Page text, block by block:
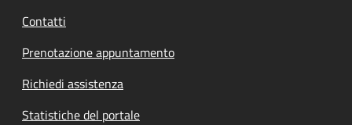
Contatti
Prenotazione appuntamento
Richiedi assistenza
Statistiche del portale